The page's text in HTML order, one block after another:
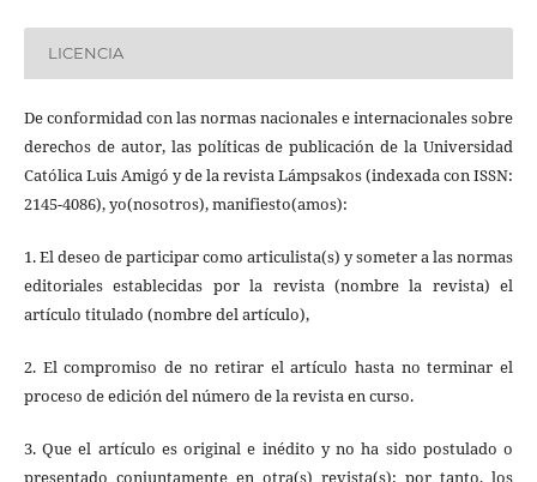
LICENCIA
De conformidad con las normas nacionales e internacionales sobre
derechos de autor, las políticas de publicación de la Universidad
Católica Luis Amigó y de la revista Lámpsakos (indexada con ISSN:
2145-4086), yo(nosotros), manifiesto(amos):
1. El deseo de participar como articulista(s) y someter a las normas
editoriales establecidas por la revista (nombre la revista) el
artículo titulado (nombre del artículo),
2. El compromiso de no retirar el artículo hasta no terminar el
proceso de edición del número de la revista en curso.
3. Que el artículo es original e inédito y no ha sido postulado o
presentado conjuntamente en otra(s) revista(s); por tanto, los